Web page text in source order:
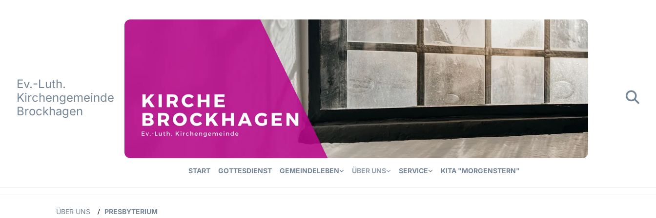
Ev.-Luth.
Kirchengemeinde
Brockhagen
START GOTTESDIENST GEMEINDELEBEN ÜBER UNS SERVICE KITA "MORGENSTERN"
ÜBER UNS / PRESBYTERIUM